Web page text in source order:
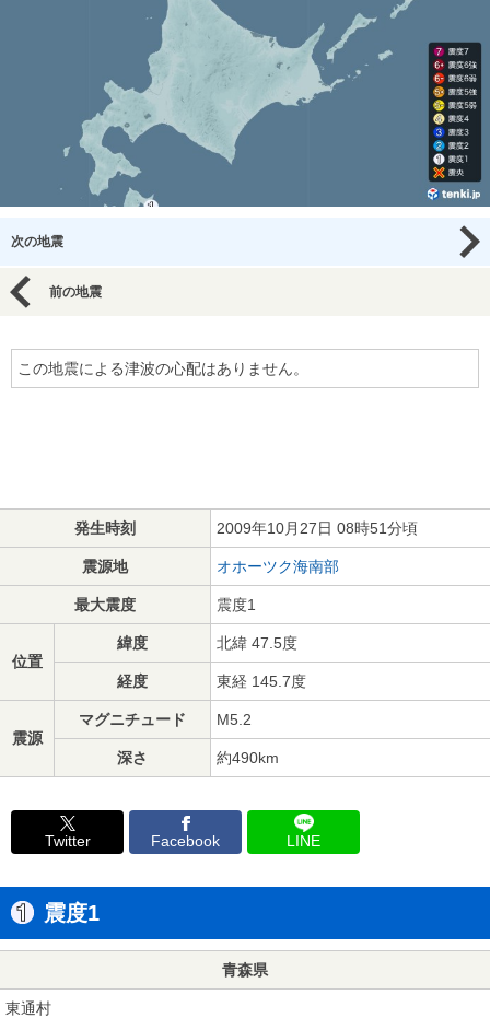
次の地震
前の地震
この地震による津波の心配はありません。
発生時刻 2009年10月27日 08時51分頃
震源地 オホーツク海南部
最大震度 震度1
位置
緯度 北緯 47.5度
経度 東経 145.7度
震源
マグニチュード M5.2
深さ 約490km
Twitter Facebook LINE
震度1
青森県
東通村